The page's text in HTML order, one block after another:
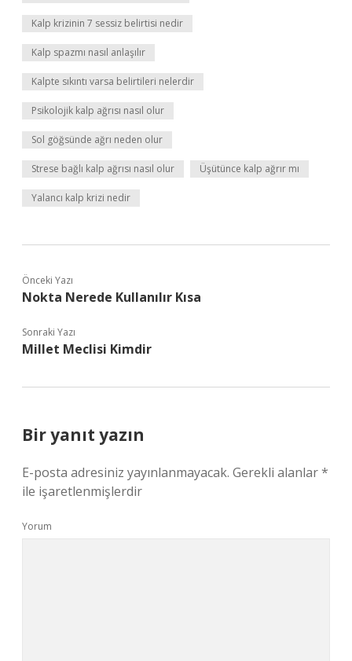
Kalp krizinin 7 sessiz belirtisi nedir
Kalp spazmı nasıl anlaşılır
Kalpte sıkıntı varsa belirtileri nelerdir
Psikolojik kalp ağrısı nasıl olur
Sol göğsünde ağrı neden olur
Strese bağlı kalp ağrısı nasıl olur Üşütünce kalp ağrır mı
Yalancı kalp krizi nedir
Önceki Yazı
Nokta Nerede Kullanılır Kısa
Sonraki Yazı
Millet Meclisi Kimdir
Bir yanıt yazın
E-posta adresiniz yayınlanmayacak. Gerekli alanlar*
ile işaretlenmişlerdir
Yorum